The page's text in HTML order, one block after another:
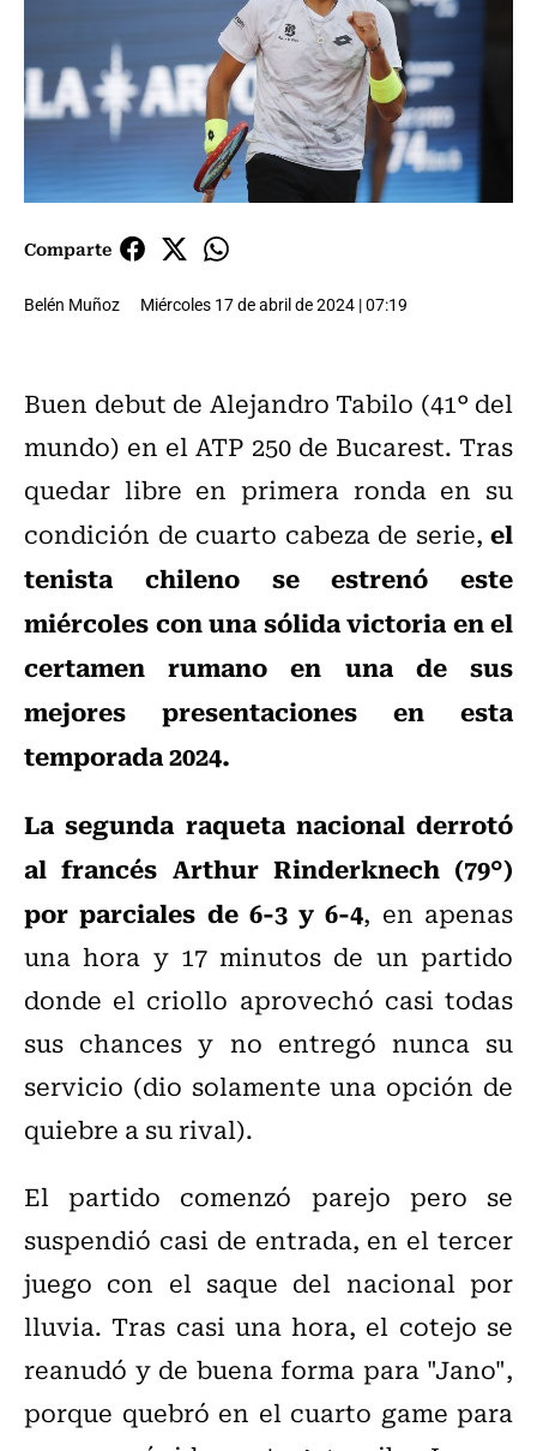
Comparte
Belén Muñoz Miércoles 17 de abril de 2024 | 07:19
Buen debut de Alejandro Tabilo (41° del
mundo) en el ATP 250 de Bucarest. Tras
quedar libre en primera ronda en su
condición de cuarto cabeza de serie, el
tenista chileno se estrenó este
miércoles con una sólida victoria en el
certamen rumano en una de sus
mejores presentaciones en esta
temporada 2024.
La segunda raqueta nacional derrotó
al francés Arthur Rinderknech (79°)
por parciales de 6-3 y 6-4, en apenas
una hora y 17 minutos de un partido
donde el criollo aprovechó casi todas
sus chances y no entregó nunca su
servicio (dio solamente una opción de
quiebre a su rival).
El partido comenzó parejo pero se
suspendió casi de entrada, en el tercer
juego con el saque del nacional por
lluvia. Tras casi una hora, el cotejo se
reanudó y de buena forma para "Jano",
porque quebró en el cuarto game para